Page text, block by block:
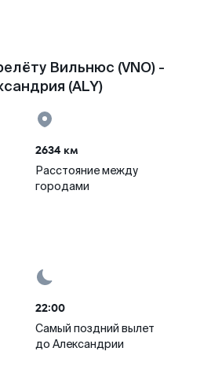
Вильнюс (VNO) -
(ALY)
2634 км
Расстояние между
городами
22:00
Самый поздний вылет
до Александрии